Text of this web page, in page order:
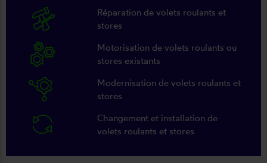
Réparation de volets roulants et
stores
Motorisation de volets roulants ou
stores existants
Modernisation de volets roulants et
stores
Changement et installation de
volets roulants et stores